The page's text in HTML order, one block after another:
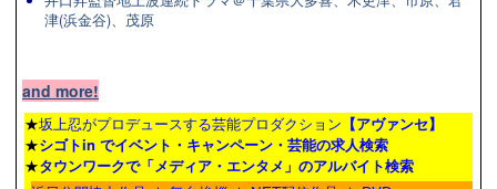
津(浜金谷)、茂原
and more!
★坂上忍がプロデュースする芸能プロダクション 【アヴァンセ】
★シゴトin でイベント・キャンペーン・芸能の求人検索
★タウンワークで「メディア・エンタメ」のアルバイト検索